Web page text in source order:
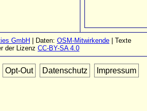
GmbH | Daten: OSM-Mitwirkende | Texte
der Lizenz CC-BY-SA 4.0
Opt-Out Datenschutz Impressum